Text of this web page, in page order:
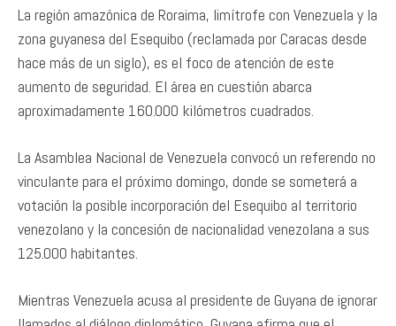
La región amazónica de Roraima, limítrofe con Venezuela y la
zona guyanesa del Esequibo (reclamada por Caracas desde
hace más de un siglo), es el foco de atención de este
aumento de seguridad. El área en cuestión abarca
aproximadamente 160.000 kilómetros cuadrados.
La Asamblea Nacional de Venezuela convocó un referendo no
vinculante para el próximo domingo, donde se someterá a
votación la posible incorporación del Esequibo al territorio
venezolano y la concesión de nacionalidad venezolana a sus
125.000 habitantes.
Mientras Venezuela acusa al presidente de Guyana de ignorar